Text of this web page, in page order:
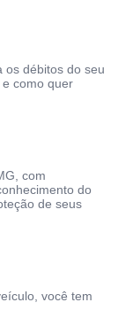
os débitos do seu
como quer
com
do
de seus
você tem